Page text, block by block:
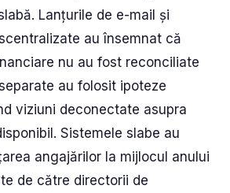
Lanțurile de e-mail și
au însemnat că
nu au fost reconciliate
au folosit ipoteze
viziuni deconectate asupra
Sistemele slabe au
angajărilor la mijlocul anului
de către directorii de